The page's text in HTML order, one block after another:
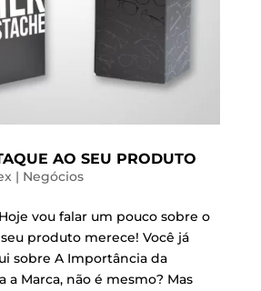
AO SEU PRODUTO
| Negócios
vou falar um pouco sobre o
produto merece! Você já
sobre A Importância da
a Marca, não é mesmo? Mas